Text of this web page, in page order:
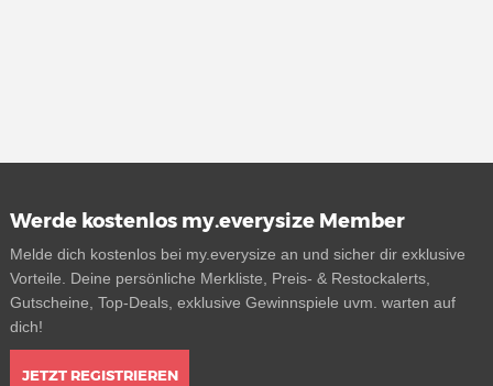
Werde kostenlos my.everysize Member
Melde dich kostenlos bei my.everysize an und sicher dir exklusive
Vorteile. Deine persönliche Merkliste, Preis- & Restockalerts,
Gutscheine, Top-Deals, exklusive Gewinnspiele uvm. warten auf
dich!
JETZT REGISTRIEREN